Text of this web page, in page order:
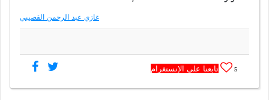
غازي عبد الرحمن القصيبي
5 تابعنا على الإنستغرام